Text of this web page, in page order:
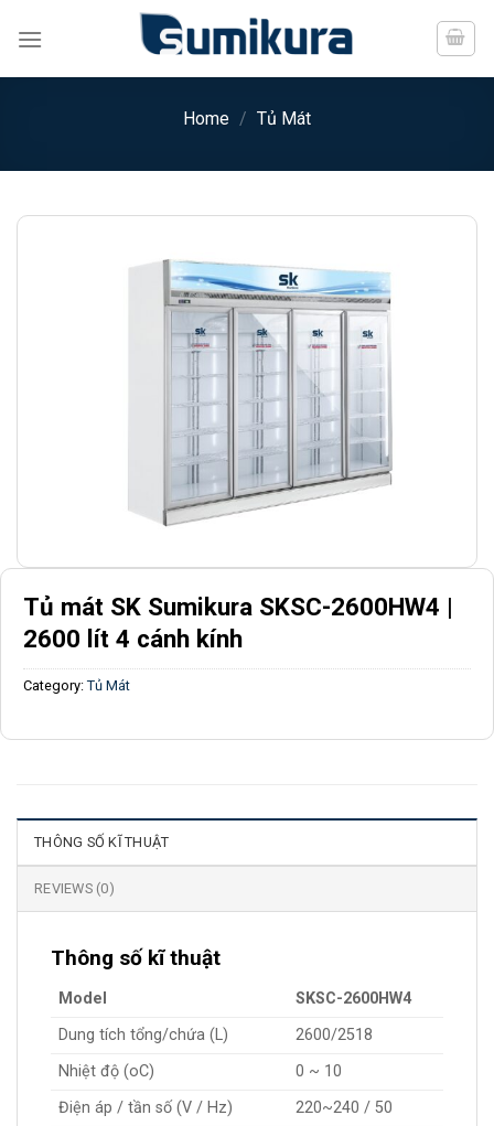
đến
Home / Tủ Mát
Tủ mát SK Sumikura SKSC-2600HW4 |
2600 lít 4 cánh kính
Category: Tủ Mát
THÔNG SỐ KĨ THUẬT
REVIEWS (0)
Thông số kĩ thuật
Model
SKSC-2600HW4
Dung tích tổng/chứa (L)
2600/2518
Nhiệt độ (oC)
0 ~ 10
Điện áp / tần số (V / Hz)
220~240 / 50